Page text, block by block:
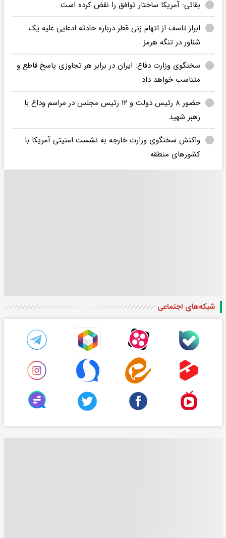
بقائی: آمریکا ساختار توافق را نقض کرده‌ است
ابراز تاسف از اتهام زنی قطر درباره حادثه ادعایی علیه یک
شناور در تنگه هرمز
سخنگوی وزارت دفاع: ایران در برابر هر تجاوزی پاسخ قاطع و
متناسب خواهد داد
حضور ۸ رئیس دولت و ۱۲ رئیس مجلس در مراسم وداع با
رهبر شهید
واکنش سخنگوی وزارت خارجه به نشست امنیتی آمریکا با
کشورهای منطقه
شبکه‌های اجتماعی